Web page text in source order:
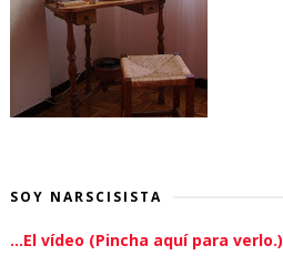
SOY NARSCISISTA
...El vídeo (Pincha aquí para verlo.)